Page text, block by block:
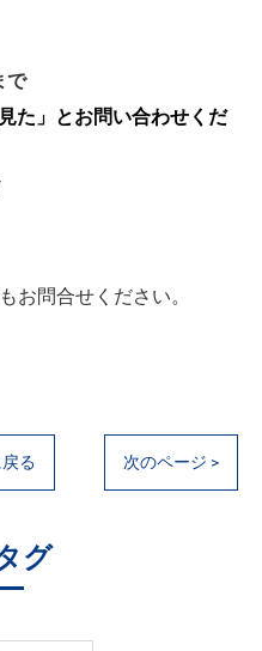
で
た 」とお問い合わせくだ
お問合せください。
る 次のページ >
グ